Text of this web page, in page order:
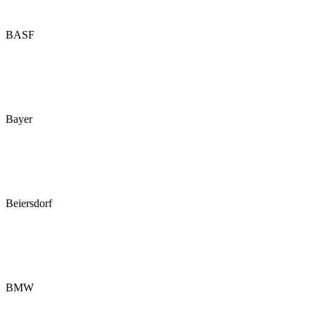
BASF
Bayer
Beiersdorf
BMW